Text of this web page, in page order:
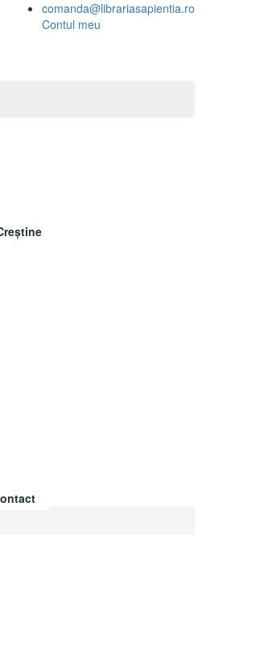
comanda@librariasapientia.ro
Contul meu